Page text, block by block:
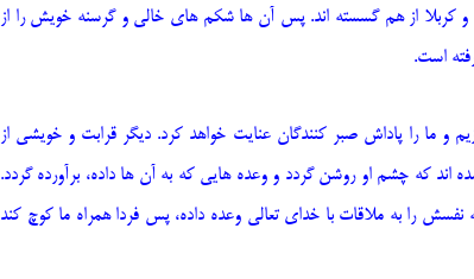
و کربلا از هم گسسته اند. پس آن ها شکم های خالی و گرسنه خویش را از
است.
ما را پاداش صبر کنندگان عنایت خواهد کرد. دیگر قرابت و خویشی از
که چشم او روشن گردد و وعده هایی که به آن ها داده، برآورده گردد.
را به ملاقات با خدای تعالی وعده داده، پس فردا همراه ما کوچ کند